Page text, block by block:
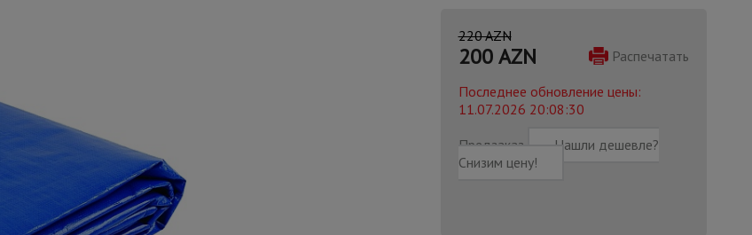
220 AZN
200AZN
Распечатать
Последнее обновление цены:
11.07.2026 20:08:30
Предзаказ
Нашли дешевле?
Снизим цену!